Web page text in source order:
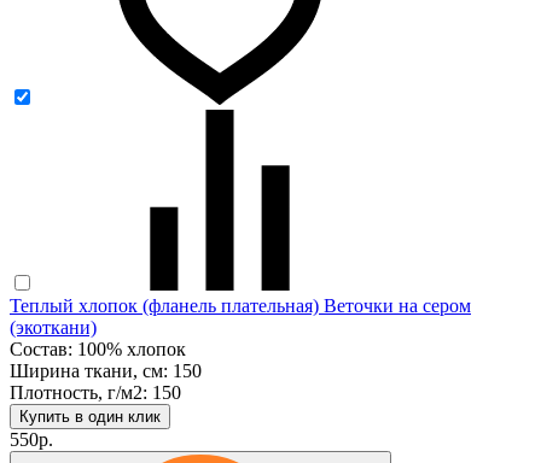
Теплый хлопок (фланель плательная) Веточки на сером
(экоткани)
Состав: 100% хлопок
Ширина ткани, см: 150
Плотность, г/м2: 150
Купить в один клик
550р.